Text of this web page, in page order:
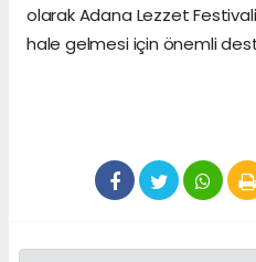
olarak Adana Lezzet
hale gelmesi için önemli